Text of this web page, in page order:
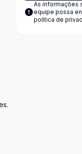
As informações
equipe possa
política de